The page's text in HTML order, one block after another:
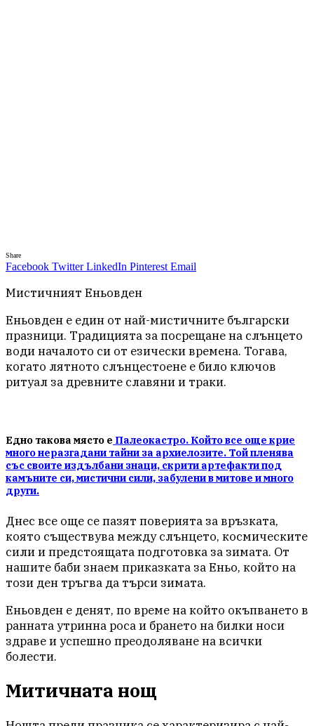
Share
Facebook Twitter LinkedIn Pinterest Email
Мистичният Eньовден
Еньовден е един от най-мистичните български
празници. Традицията за посрещане на слънцето
води началото си от езически времена. Тогава,
когато лятното слънцестоене е било ключов
ритуал за древните славяни и траки.
Едно такова място е Палеокастро. Който все още крие
много неразгадани тайни за архиелозите. Той пленява
със своите издълбани знаци, скрити артефакти под
камъните си, мистични сили, забулени в митове и много
други.
Днес все още се пазят поверията за връзката,
която съществува между слънцето, космическите
сили и предстоящата подготовка за зимата. От
нашите баби знаем приказката за Еньо, който на
този ден тръгва да търси зимата.
Еньовден е денят, по време на който окъпването в
ранната утринна роса и брането на билки носи
здраве и успешно преодоляване на всички
болести.
Митичната нощ